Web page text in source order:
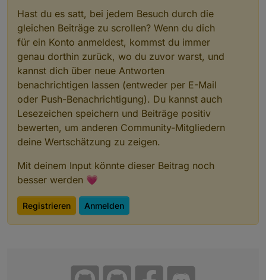
Hast du es satt, bei jedem Besuch durch die
gleichen Beiträge zu scrollen? Wenn du dich
für ein Konto anmeldest, kommst du immer
genau dorthin zurück, wo du zuvor warst, und
kannst dich über neue Antworten
benachrichtigen lassen (entweder per E-Mail
oder Push-Benachrichtigung). Du kannst auch
Lesezeichen speichern und Beiträge positiv
bewerten, um anderen Community-Mitgliedern
deine Wertschätzung zu zeigen.
Mit deinem Input könnte dieser Beitrag noch
besser werden 💗
Registrieren Anmelden